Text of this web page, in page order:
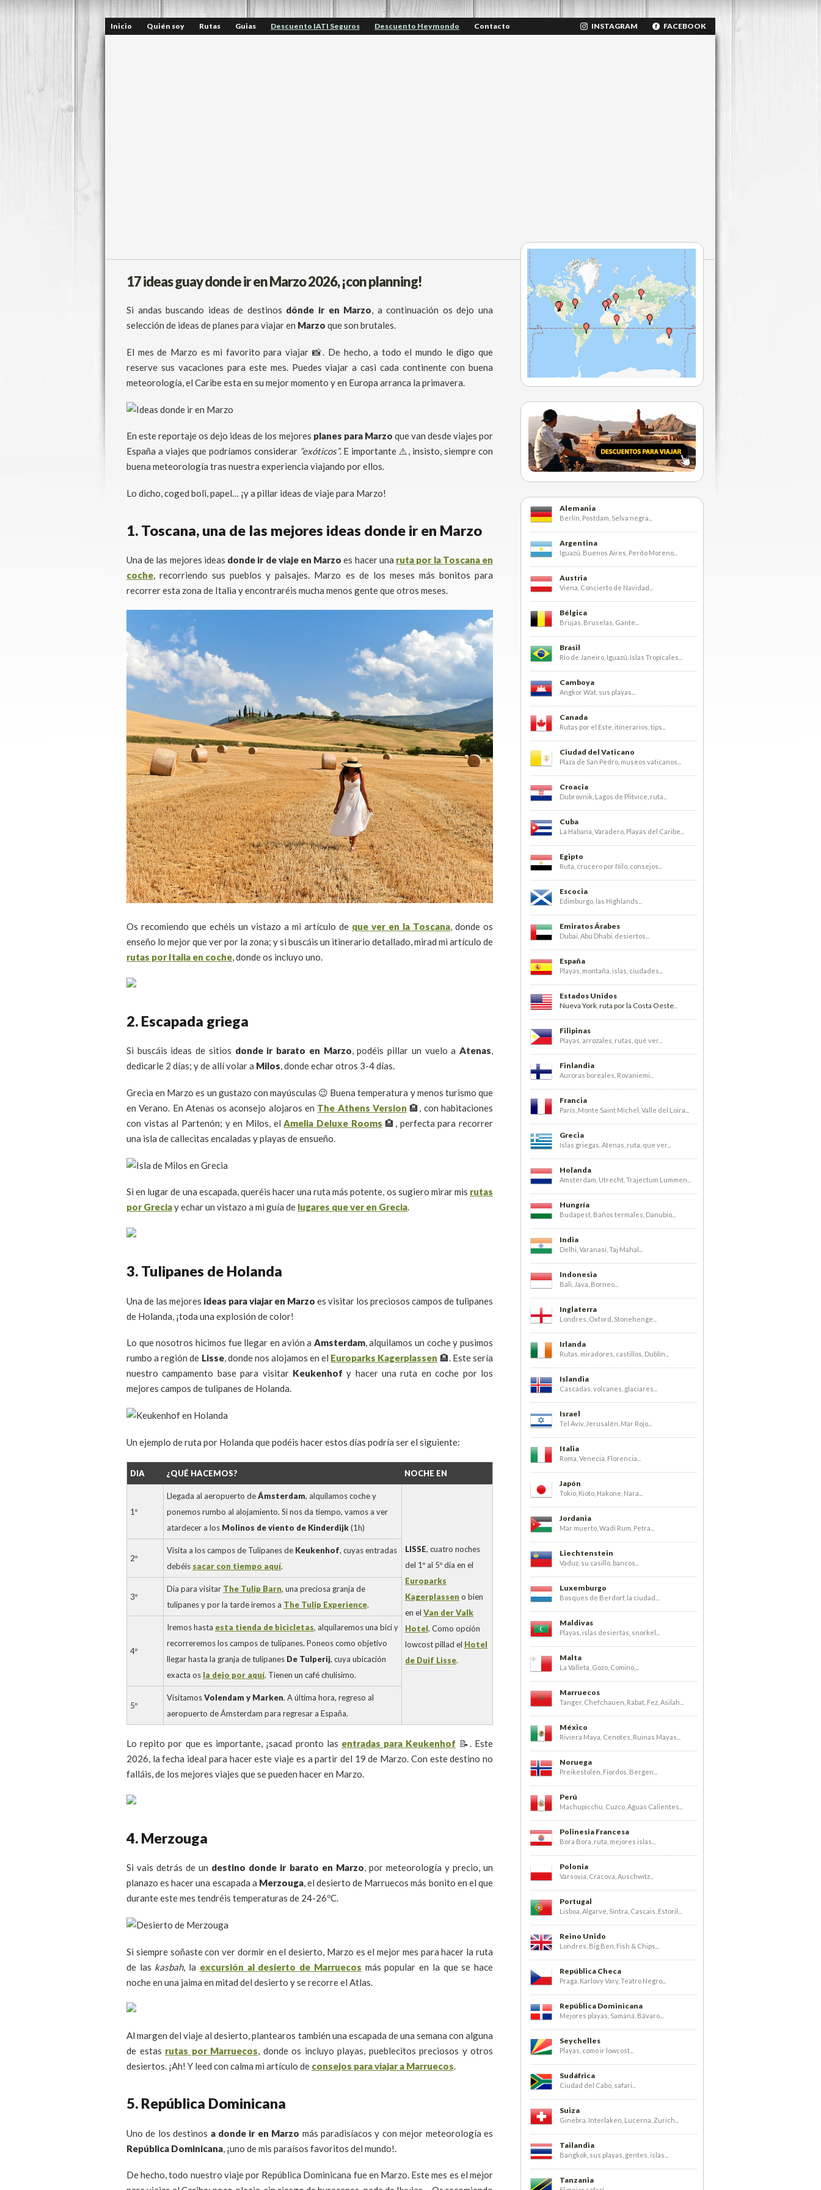
Inicio Quién soy Rutas Guias Descuento IATI Seguros Descuento Heymondo Contacto INSTAGRAM FACEBOOK
17 ideas guay donde ir en Marzo 2026, ¡con planning!
Si andas buscando ideas de destinos dónde ir en Marzo, a continuación os dejo una
selección de ideas de planes para viajar en Marzo que son brutales.
El mes de Marzo es mi favorito para viajar 📸. De hecho, a todo el mundo le digo que
reserve sus vacaciones para este mes. Puedes viajar a casi cada continente con buena
meteorología, el Caribe esta en su mejor momento y en Europa arranca la primavera.
En este reportaje os dejo ideas de los mejores planes para Marzo que van desde viajes por
España a viajes que podríamos considerar “exóticos”. E importante ⚠️, insisto, siempre con
buena meteorología tras nuestra experiencia viajando por ellos.
Lo dicho, coged boli, papel… ¡y a pillar ideas de viaje para Marzo!
1. Toscana, una de las mejores ideas donde ir en Marzo
Una de las mejores ideas donde ir de viaje en Marzo es hacer una ruta por la Toscana en
coche, recorriendo sus pueblos y paisajes. Marzo es de los meses más bonitos para
recorrer esta zona de Italia y encontraréis mucha menos gente que otros meses.
Os recomiendo que echéis un vistazo a mi artículo de que ver en la Toscana, donde os
enseño lo mejor que ver por la zona; y si buscáis un itinerario detallado, mirad mi artículo de
rutas por Italia en coche, donde os incluyo uno.
2. Escapada griega
Si buscáis ideas de sitios donde ir barato en Marzo, podéis pillar un vuelo aAtenas,
dedicarle 2 días; y de allí volar a Milos, donde echar otros 3-4 días.
Grecia en Marzo es un gustazo con mayúsculas 😉 Buena temperatura y menos turismo que
en Verano. En Atenas os aconsejo alojaros en The Athens Version 🏨, con habitaciones
con vistas al Partenón; y en Milos, elAmelia Deluxe Rooms 🏨, perfecta para recorrer
una isla de callecitas encaladas y playas de ensueño.
Si en lugar de una escapada, queréis hacer una ruta más potente, os sugiero mirar mis rutas
por Greciay echar un vistazo a mi guía de lugares que ver en Grecia.
3. Tulipanes de Holanda
Una de las mejores ideas para viajar en Marzo es visitar los preciosos campos de tulipanes
de Holanda, ¡toda una explosión de color!
Lo que nosotros hicimos fue llegar en avión a Amsterdam, alquilamos un coche y pusimos
rumbo a región de Lisse, donde nos alojamos en el Europarks Kagerplassen 🏨. Este sería
nuestro campamento base para visitar Keukenhof y hacer una ruta en coche por los
mejores campos de tulipanes de Holanda.
Un ejemplo de ruta por Holanda que podéis hacer estos días podría ser el siguiente:
DIA ¿QUÉ HACEMOS? NOCHE EN
1º
Llegada al aeropuerto deÁmsterdam, alquilamos coche y
ponemos rumbo al alojamiento. Si nos da tiempo, vamos a ver
atardecer a los Molinos de viento de Kinderdijk(1h)
LISSE, cuatro noches
del 1º al 5º día en el
Europarks
Kagerplassen o bien
en el Van der Valk
Hotel. Como opción
lowcost pillad el Hotel
de Duif Lisse.
2º
Visita a los campos de Tulipanes de Keukenhof, cuyas entradas
debéis sacar con tiempo aquí.
3º
Día para visitar The Tulip Barn, una preciosa granja de
tulipanes y por la tarde iremos a The Tulip Experience.
4º
Iremos hasta esta tienda de bicicletas, alquilaremos una bici y
recorreremos los campos de tulipanes. Poneos como objetivo
llegar hasta la granja de tulipanes De Tulperij, cuya ubicación
exacta os la dejo por aquí. Tienen un café chulísimo.
5º
VisitamosVolendam y Marken. A última hora, regreso al
aeropuerto de Ámsterdam para regresar a España.
Lo repito por que es importante, ¡sacad pronto las entradas para Keukenhof 📝. Este
2026, la fecha ideal para hacer este viaje es a partir del 19 de Marzo. Con este destino no
falláis, de los mejores viajes que se pueden hacer en Marzo.
4. Merzouga
Si vais detrás de un destino donde ir barato en Marzo, por meteorología y precio, un
planazo es hacer una escapada a Merzouga, el desierto de Marruecos más bonito en el que
durante este mes tendréis temperaturas de 24-26ºC.
Si siempre soñaste con ver dormir en el desierto, Marzo es el mejor mes para hacer la ruta
de las kasbah, la excursión al desierto de Marruecos más popular en la que se hace
noche en una jaima en mitad del desierto y se recorre el Atlas.
Al margen del viaje al desierto, plantearos también una escapada de una semana con alguna
de estas rutas por Marruecos, donde os incluyo playas, pueblecitos preciosos y otros
desiertos. ¡Ah! Y leed con calma mi artículo de consejos para viajar a Marruecos.
5. República Dominicana
Uno de los destinos a donde ir en Marzo más paradisíacos y con mejor meteorología es
República Dominicana, ¡uno de mis paraísos favoritos del mundo!.
De hecho, todo nuestro viaje por República Dominicana fue en Marzo. Este mes es el mejor
Alemania
Berlín, Postdam, Selva negra...
Argentina
Iguazú, Buenos Aires, Perito Moreno...
Austria
Viena, Concierto de Navidad...
Bélgica
Brujas, Bruselas, Gante...
Brasil
Rio de Janeiro, Iguazú, Islas Tropicales...
Camboya
Angkor Wat, sus playas...
Canada
Rutas por el Este, itinerarios, tips...
Ciudad del Vaticano
Plaza de San Pedro, museos vaticanos...
Croacia
Dubrovnik, Lagos de Plitvice, ruta...
Cuba
La Habana, Varadero, Playas del Caribe...
Egipto
Ruta, crucero por Nilo, consejos...
Escocia
Edimburgo, las Highlands...
Emiratos Árabes
Dubai, Abu Dhabi, desiertos...
España
Playas, montaña, islas, ciudades...
Estados Unidos
Nueva York ruta por la Costa Oeste
Filipinas
Playas, arrozales, rutas, qué ver...
Finlandia
Auroras boreales, Rovaniemi...
Francia
París, Monte Saint Michel, Valle del Loira...
Grecia
Islas griegas, Atenas, ruta, que ver...
Holanda
Amsterdam, Utrecht, Trajectum Lummen...
Hungría
Budapest, Baños termales, Danubio...
India
Delhi, Varanasi, Taj Mahal...
Indonesia
Bali, Java, Borneo...
Inglaterra
Londres, Oxford, Stonehenge...
Irlanda
Rutas, miradores, castillos, Dublín...
Islandia
Cascadas, volcanes, glaciares...
Israel
Tel Aviv, Jerusalén, Mar Rojo...
Italia
Roma, Venecia, Florencia...
Japón
Tokio, Kioto, Hakone, Nara...
Jordania
Mar muerto, Wadi Rum, Petra...
Liechtenstein
Vaduz, su casillo, bancos...
Luxemburgo
Bosques de Berdorf, la ciudad...
Maldivas
Playas, islas desiertas, snorkel...
Malta
La Valleta, Gozo, Comino,...
Marruecos
Tanger, Chefchauen, Rabat, Fez, Asilah...
México
Riviera Maya, Cenotes, Ruinas Mayas...
Noruega
Preikestolen, Fiordos, Bergen...
Perú
Machupicchu, Cuzco, Aguas Calientes...
Polinesia Francesa
Bora Bora, ruta, mejores islas...
Polonia
Varsovia, Cracova, Auschwitz...
Portugal
Lisboa, Algarve, Sintra, Cascais, Estoril...
Reino Unido
Londres, Big Ben, Fish & Chips...
República Checa
Praga, Karlovy Vary, Teatro Negro...
República Dominicana
Mejores playas, Samaná, Bávaro...
Seychelles
Playas, como ir lowcost...
Sudáfrica
Ciudad del Cabo, safari...
Suiza
Ginebra, Interlaken, Lucerna, Zurich...
Tailandia
Bangkok, sus playas, gentes, islas...
Tanzania